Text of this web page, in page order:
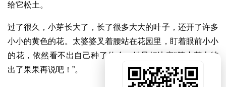
给它松土。
过了很久，小芽长大了，长了很多大大的叶子，还开了许多
小小的黄色的花。太婆婆叉着腰站在花园里，盯着眼前小小
的花，依然看不出自己种了什么。她只好决定“等小花上结
出了果果再说吧！”。